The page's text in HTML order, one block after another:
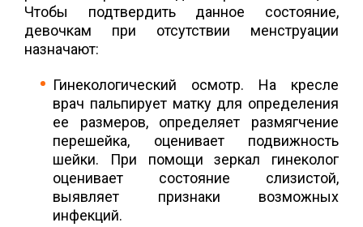
Чтобы подтвердить данное состояние,
девочкам при отсутствии менструации
назначают:
Гинекологический осмотр. На кресле
врач пальпирует матку для определения
ее размеров, определяет размягчение
перешейка, оценивает подвижность
шейки. При помощи зеркал гинеколог
оценивает состояние слизистой,
выявляет признаки возможных
инфекций.